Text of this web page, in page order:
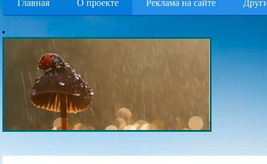
Главная О проекте Реклама на сайте